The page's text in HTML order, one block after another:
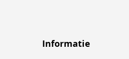
Informatie